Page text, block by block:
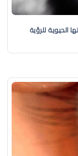
الحيوية للرؤية